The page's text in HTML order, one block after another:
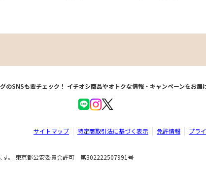
のSNSも要チェック！ イチオシ商品やオトクな情報・キャンペーンをお届
サイトマップ 特定商取引法に基づく表示 免許情報 プラ
す。 東京都公安委員会許可 第302222507991号